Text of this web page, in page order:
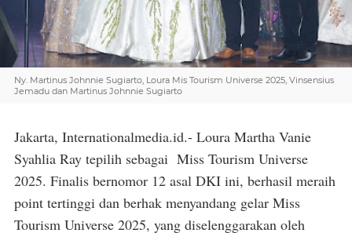
Ny. Martinus Johnnie Sugiarto, Loura Mis Tourism Universe 2025, Vinsensius
Jemadu dan Martinus Johnnie Sugiarto
Jakarta, Internationalmedia.id.- Loura Martha Vanie
Syahlia Ray tepilih sebagai Miss Tourism Universe
2025. Finalis bernomor 12 asal DKI ini, berhasil meraih
point tertinggi dan berhak menyandang gelar Miss
Tourism Universe 2025, yang diselenggarakan oleh